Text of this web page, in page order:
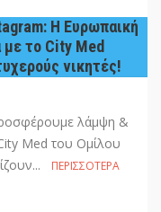
H Eυρωπαική
το City Med
νικητές!
λάμψη &
Med του Ομίλου
ΠΕΡΙΣΣΌΤΕΡΑ